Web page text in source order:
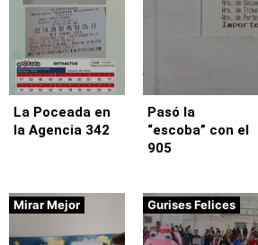
La Poceada en
la Agencia 342
Pasó la
“escoba” con el
905
Mirar Mejor Gurises Felices